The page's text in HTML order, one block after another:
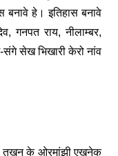
बनावे हे। इतिहास बनावे
गनपत राय, नीलाम्बर,
संगे सेख भिखारी केरो नांव
तखन के ओरमांझी एखनेक